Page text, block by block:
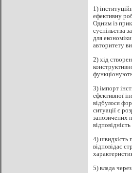
1)
ефективну
Одним із
суспільства
для
авторитету
2) хід
3) імпорт
ефективної
відбулося
ситуації є
запозичених
4) швидкість
відповідає
5) влада